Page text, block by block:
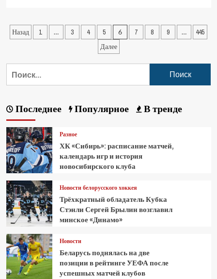
Назад 1 … 3 4 5 6 7 8 9 …
445
Далее
Последнее Популярное В тренде
Разное
ХК «Сибирь»: расписание матчей,
календарь игр и история
новосибирского клуба
Новости белорусского хоккея
Трёхкратный обладатель Кубка
Стэнли Сергей Брылин возглавил
минское «Динамо»
Новости
Беларусь поднялась на две
позиции в рейтинге УЕФА после
успешных матчей клубов